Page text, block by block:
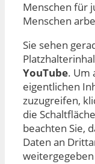
Menschen für
Menschen
Sie sehen
YouTube. Um
eigentlichen
zuzugreifen,
die
beachten Sie,
Daten an